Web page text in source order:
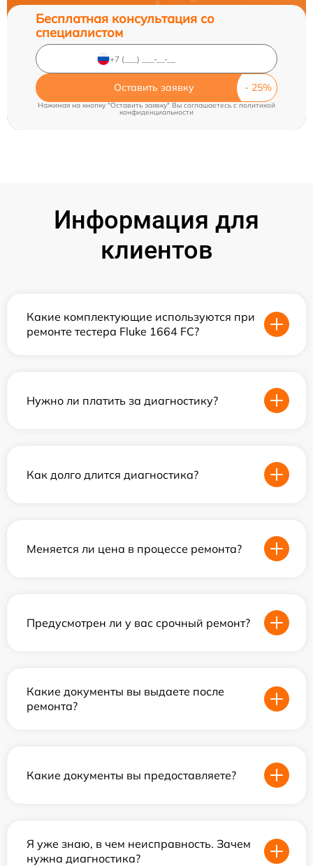
Бесплатная консультация со
специалистом
Оставить заявку
Нажимая на кнопку "Оставить заявку" Вы соглашаетесь cполитикой
конфиденциальности
Информация для
клиентов
Какие комплектующие используются при
ремонте тестера Fluke 1664 FC?
Нужно ли платить за диагностику?
Как долго длится диагностика?
Меняется ли цена в процессе ремонта?
Предусмотрен ли у вас срочный ремонт?
Какие документы вы выдаете после
ремонта?
Какие документы вы предоставляете?
Я уже знаю, в чем неисправность. Зачем
нужна диагностика?